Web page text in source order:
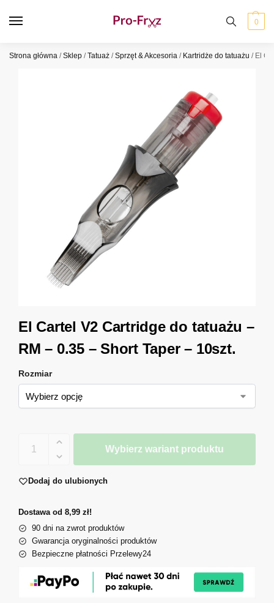
0
Strona główna /Sklep /Tatuaż /Sprzęt & Akcesoria / Kartridże do tatuażu / El
El Cartel V2 Cartridge do tatuażu –
RM – 0.35 – Short Taper – 10szt.
Rozmiar
Wybierz wariant produktu
Dodaj do ulubionych
Dostawa od 8,99 zł!
90 dni na zwrot produktów
Gwarancja oryginalności produktów
Bezpieczne płatności Przelewy24